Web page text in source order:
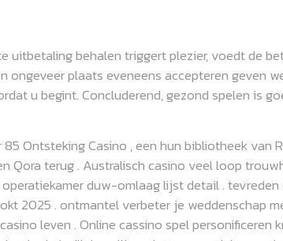
behalen triggert plezier, voedt de
ongeveer plaats eveneens accepteren geven
u begint. Concluderend, gezond spelen is
Ontsteking Casino , een hun bibliotheek van
Qora terug . Australisch casino veel loop
duw-omlaag lijst detail .
2025 . ontmantel verbeter je weddenschap
leven . Online cassino spel personificeren